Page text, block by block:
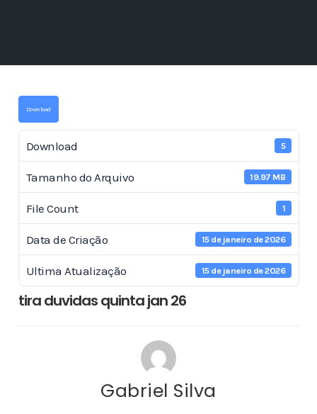
Download
Download 5
Tamanho do Arquivo 19.97 MB
File Count 1
Data de Criação 15 de janeiro de 2026
Ultima Atualização 15 de janeiro de 2026
tira duvidas quinta jan 26
Gabriel Silva